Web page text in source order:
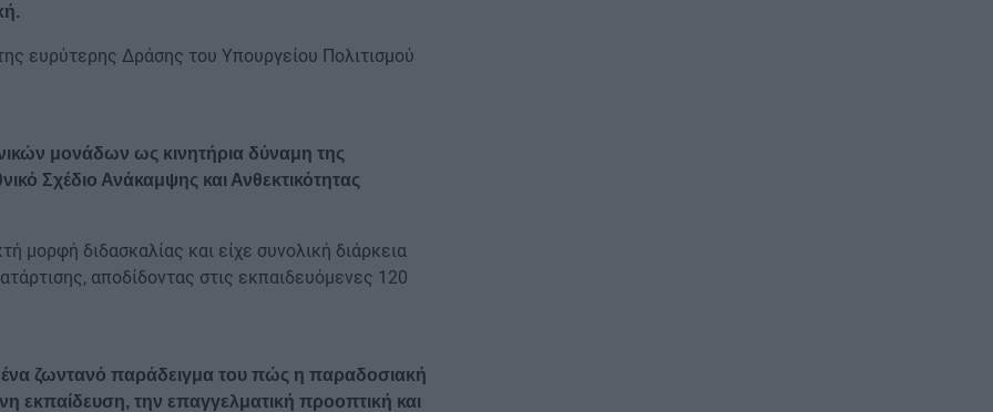
ευρύτερης Δράσης του Υπουργείου Πολιτισμού
μονάδων ως κινητήρια δύναμη της
Σχέδιο Ανάκαμψης και Ανθεκτικότητας
μορφή διδασκαλίας και είχε συνολική διάρκεια
αποδίδοντας στις εκπαιδευόμενες 120
ζωντανό παράδειγμα του πώς η παραδοσιακή
εκπαίδευση, την επαγγελματική προοπτική και